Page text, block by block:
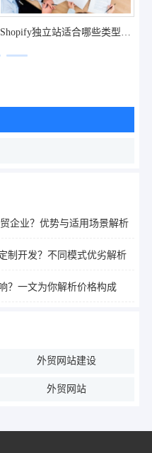
Shopify独立站适合哪些类型的
企业？优势与适用场景解析
制开发？不同模式优劣解析
？一文为你解析价格构成
外贸网站建设
外贸网站